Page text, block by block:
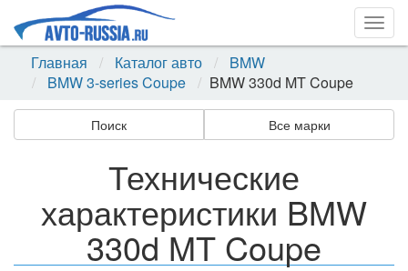
Главная
Каталог авто
BMW
BMW 3-series Coupe
BMW 330d MT Coupe
Поиск Все марки
Технические
характеристики BMW
330d MT Coupe